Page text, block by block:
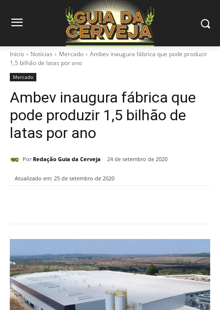
Início Notícias Mercado
Ambev inaugura fábrica que pode produzir
1,5 bilhão de latas por ano
Mercado
Ambev inaugura fábrica que
pode produzir 1,5 bilhão de
latas por ano
Por Redação Guia da Cerveja 24 de setembro de 2020
Atualizado em: 25 de setembro de 2020